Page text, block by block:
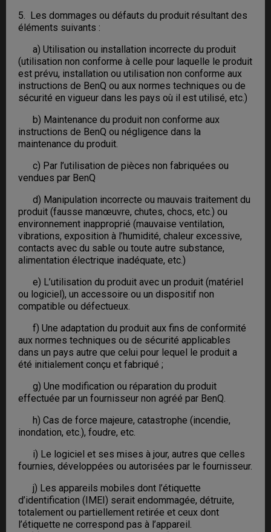
5. Les dommages ou défauts du produit résultant des
éléments suivants :
a) Utilisation ou installation incorrecte du produit
(utilisation non conforme à celle pour laquelle le produit
est prévu, installation ou utilisation non conforme aux
instructions de BenQ ou aux normes techniques ou de
sécurité en vigueur dans les pays où il est utilisé, etc.)
b) Maintenance du produit non conforme aux
instructions de BenQ ou négligence dans la
maintenance du produit.
c) Par l’utilisation de pièces non fabriquées ou
vendues par BenQ
d) Manipulation incorrecte ou mauvais traitement du
produit (fausse manœuvre, chutes, chocs, etc.) ou
environnement inapproprié (mauvaise ventilation,
vibrations, exposition à l’humidité, chaleur excessive,
contacts avec du sable ou toute autre substance,
alimentation électrique inadéquate, etc.)
e) L’utilisation du produit avec un produit (matériel
ou logiciel), un accessoire ou un dispositif non
compatible ou défectueux.
f) Une adaptation du produit aux fins de conformité
aux normes techniques ou de sécurité applicables
dans un pays autre que celui pour lequel le produit a
été initialement conçu et fabriqué ;
g) Une modification ou réparation du produit
effectuée par un fournisseur non agréé par BenQ.
h) Cas de force majeure, catastrophe (incendie,
inondation, etc.), foudre, etc.
i) Le logiciel et ses mises à jour, autres que celles
fournies, développées ou autorisées par le fournisseur.
j) Les appareils mobiles dont l’étiquette
d’identification (IMEI) serait endommagée, détruite,
totalement ou partiellement retirée et ceux dont
l’étiquette ne correspond pas à l’appareil.